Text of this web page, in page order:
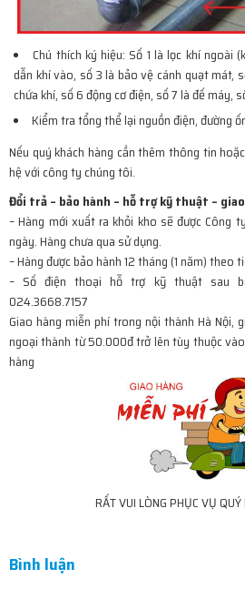
Chú thích ký hiệu: Số 1 là lọc khí ngoài
dẫn khí vào, số 3 là bảo vệ cánh quạt mát,
chứa khí, số 6 động cơ điện, số 7 là đế máy,
Kiểm tra tổng thể lại nguồn điện, đường
Nếu quý khách hàng cần thêm thông tin
hệ với công ty chúng tôi.
Đổi trả – bảo hành – hỗ trợ kỹ thuật –
– Hàng mới xuất ra khỏi kho sẽ được Công
ngày. Hàng chưa qua sử dụng.
– Hàng được bảo hành 12 tháng (1 năm) theo
– Số điện thoại hỗ trợ kỹ thuật sau
024.3668.7157
Giao hàng miễn phí trong nội thành Hà Nội,
ngoại thành từ 50.000đ trở lên tùy thuộc
hàng
RẤT VUI LÒNG PHỤC VỤ QUÝ
Bình luận